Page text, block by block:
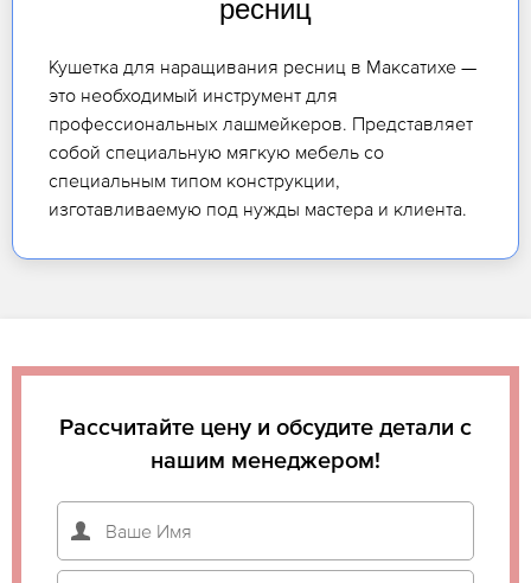
ресниц
Кушетка для наращивания ресниц в Максатихе —
это необходимый инструмент для
профессиональных лашмейкеров. Представляет
собой специальную мягкую мебель со
специальным типом конструкции,
изготавливаемую под нужды мастера и клиента.
Рассчитайте цену и обсудите детали с
нашим менеджером!